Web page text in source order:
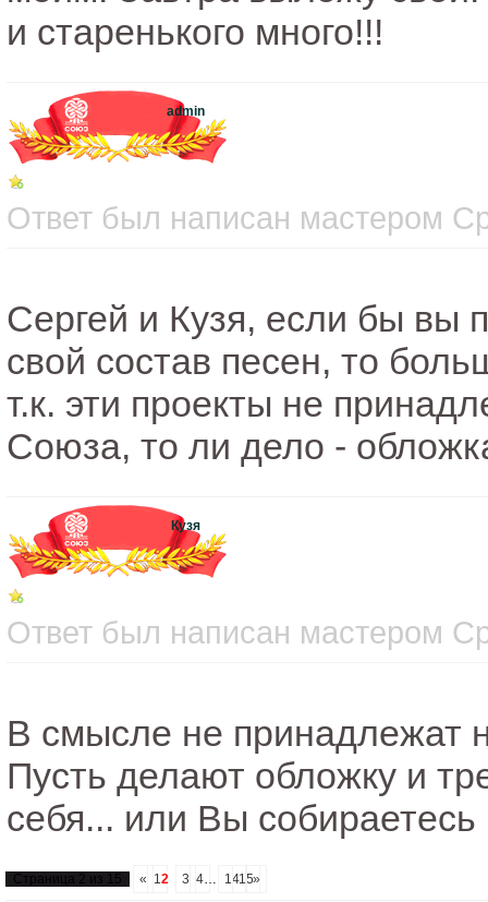
и старенького много!!!
admin
Ответ был написан мастером
Сергей и Кузя, если бы вы
свой состав песен, то
т.к. эти проекты не
Союза, то ли дело -
Кузя
Ответ был написан мастером
В смысле не принадлежат
Пусть делают обложку и
себя... или Вы собираетесь
Страница 2 из 15 « 12 3 4… 1415»